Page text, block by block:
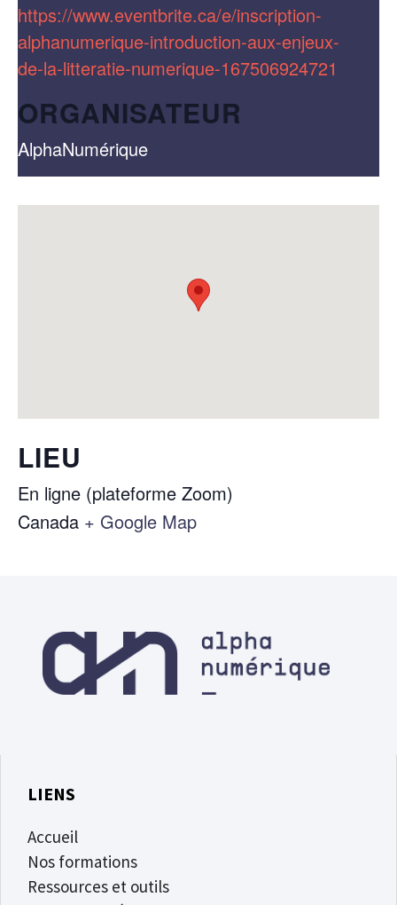
https://www.eventbrite.ca/e/inscription-
alphanumerique-introduction-aux-enjeux-
de-la-litteratie-numerique-167506924721
ORGANISATEUR
AlphaNumérique
LIEU
En ligne (plateforme Zoom)
Canada + Google Map
LIENS
Accueil
Nos formations
Ressources et outils